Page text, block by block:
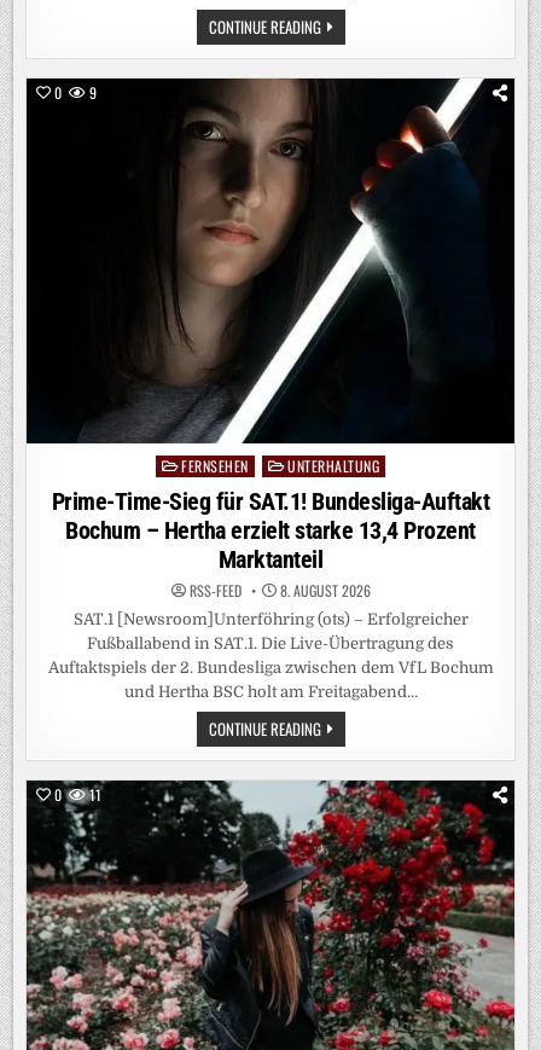
CONTINUE READINGGEMEINSAM
STARK:
RTL+
MILLIONEN
MENSCHEN
0 9
PostedFERNSEHEN UNTERHALTUNG
Prime-Time-Sieg für SAT.1! Bundesliga-Auftakt
Bochum – Hertha erzielt starke 13,4 Prozent
Marktanteil
RSS-FEED 8. AUGUST 2026
SAT.1 [Newsroom]Unterföhring (ots) – Erfolgreicher
Fußballabend in SAT.1. Die Live-Übertragung des
Auftaktspiels der 2. Bundesliga zwischen dem VfL Bochum
und Hertha BSC holt am Freitagabend…
CONTINUE READINGPRIME-
TIME-
SIEG
FÜR
SAT.1!
BUNDESLIGA-
AUFTAKT
BOCHUM
–
HERTHA
ERZIELT
STARKE
13,4
PROZENT
MARKTANTEIL
0 11